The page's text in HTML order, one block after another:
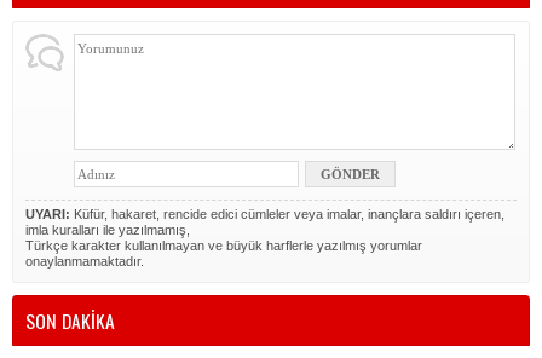
UYARI: Küfür, hakaret, rencide edici cümleler veya imalar, inançlara saldırı içeren,
imla kuralları ile yazılmamış,
Türkçe karakter kullanılmayan ve büyük harflerle yazılmış yorumlar
onaylanmamaktadır.
SON DAKİKA